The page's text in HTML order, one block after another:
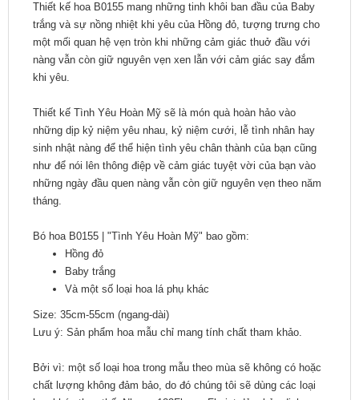
Thiết kế hoa B0155 mang những tinh khôi ban đầu của Baby
trắng và sự nồng nhiệt khi yêu của Hồng đỏ, tượng trưng cho
một mối quan hệ vẹn tròn khi những cảm giác thuở đầu với
nàng vẫn còn giữ nguyên vẹn xen lẫn với cảm giác say đắm
khi yêu.
Thiết kế Tình Yêu Hoàn Mỹ sẽ là món quà hoàn hảo vào
những dịp kỷ niệm yêu nhau, kỷ niệm cưới, lễ tình nhân hay
sinh nhật nàng để thể hiện tình yêu chân thành của bạn cũng
như để nói lên thông điệp về cảm giác tuyệt vời của bạn vào
những ngày đầu quen nàng vẫn còn giữ nguyên vẹn theo năm
tháng.
Bó hoa B0155 | "Tình Yêu Hoàn Mỹ" bao gồm:
Hồng đỏ
Baby trắng
Và một số loại hoa lá phụ khác
Size: 35cm-55cm (ngang-dài)
Lưu ý: Sản phẩm hoa mẫu chỉ mang tính chất tham khảo.
Bởi vì: một số loại hoa trong mẫu theo mùa sẽ không có hoặc
chất lượng không đảm bảo, do đó chúng tôi sẽ dùng các loại